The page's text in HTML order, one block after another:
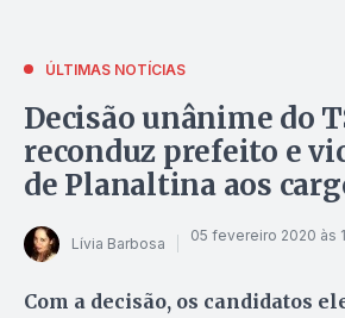
ÚLTIMAS NOTÍCIAS
Decisão unânime do
reconduz prefeito e
de Planaltina aos
Lívia Barbosa 05 fevereiro 2020 às
Com a decisão, os candidatos